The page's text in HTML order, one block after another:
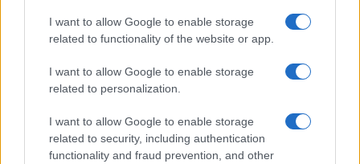
I want to allow Google to enable storage
related to functionality of the website or app.
I want to allow Google to enable storage
related to personalization.
I want to allow Google to enable storage
related to security, including authentication
functionality and fraud prevention, and other